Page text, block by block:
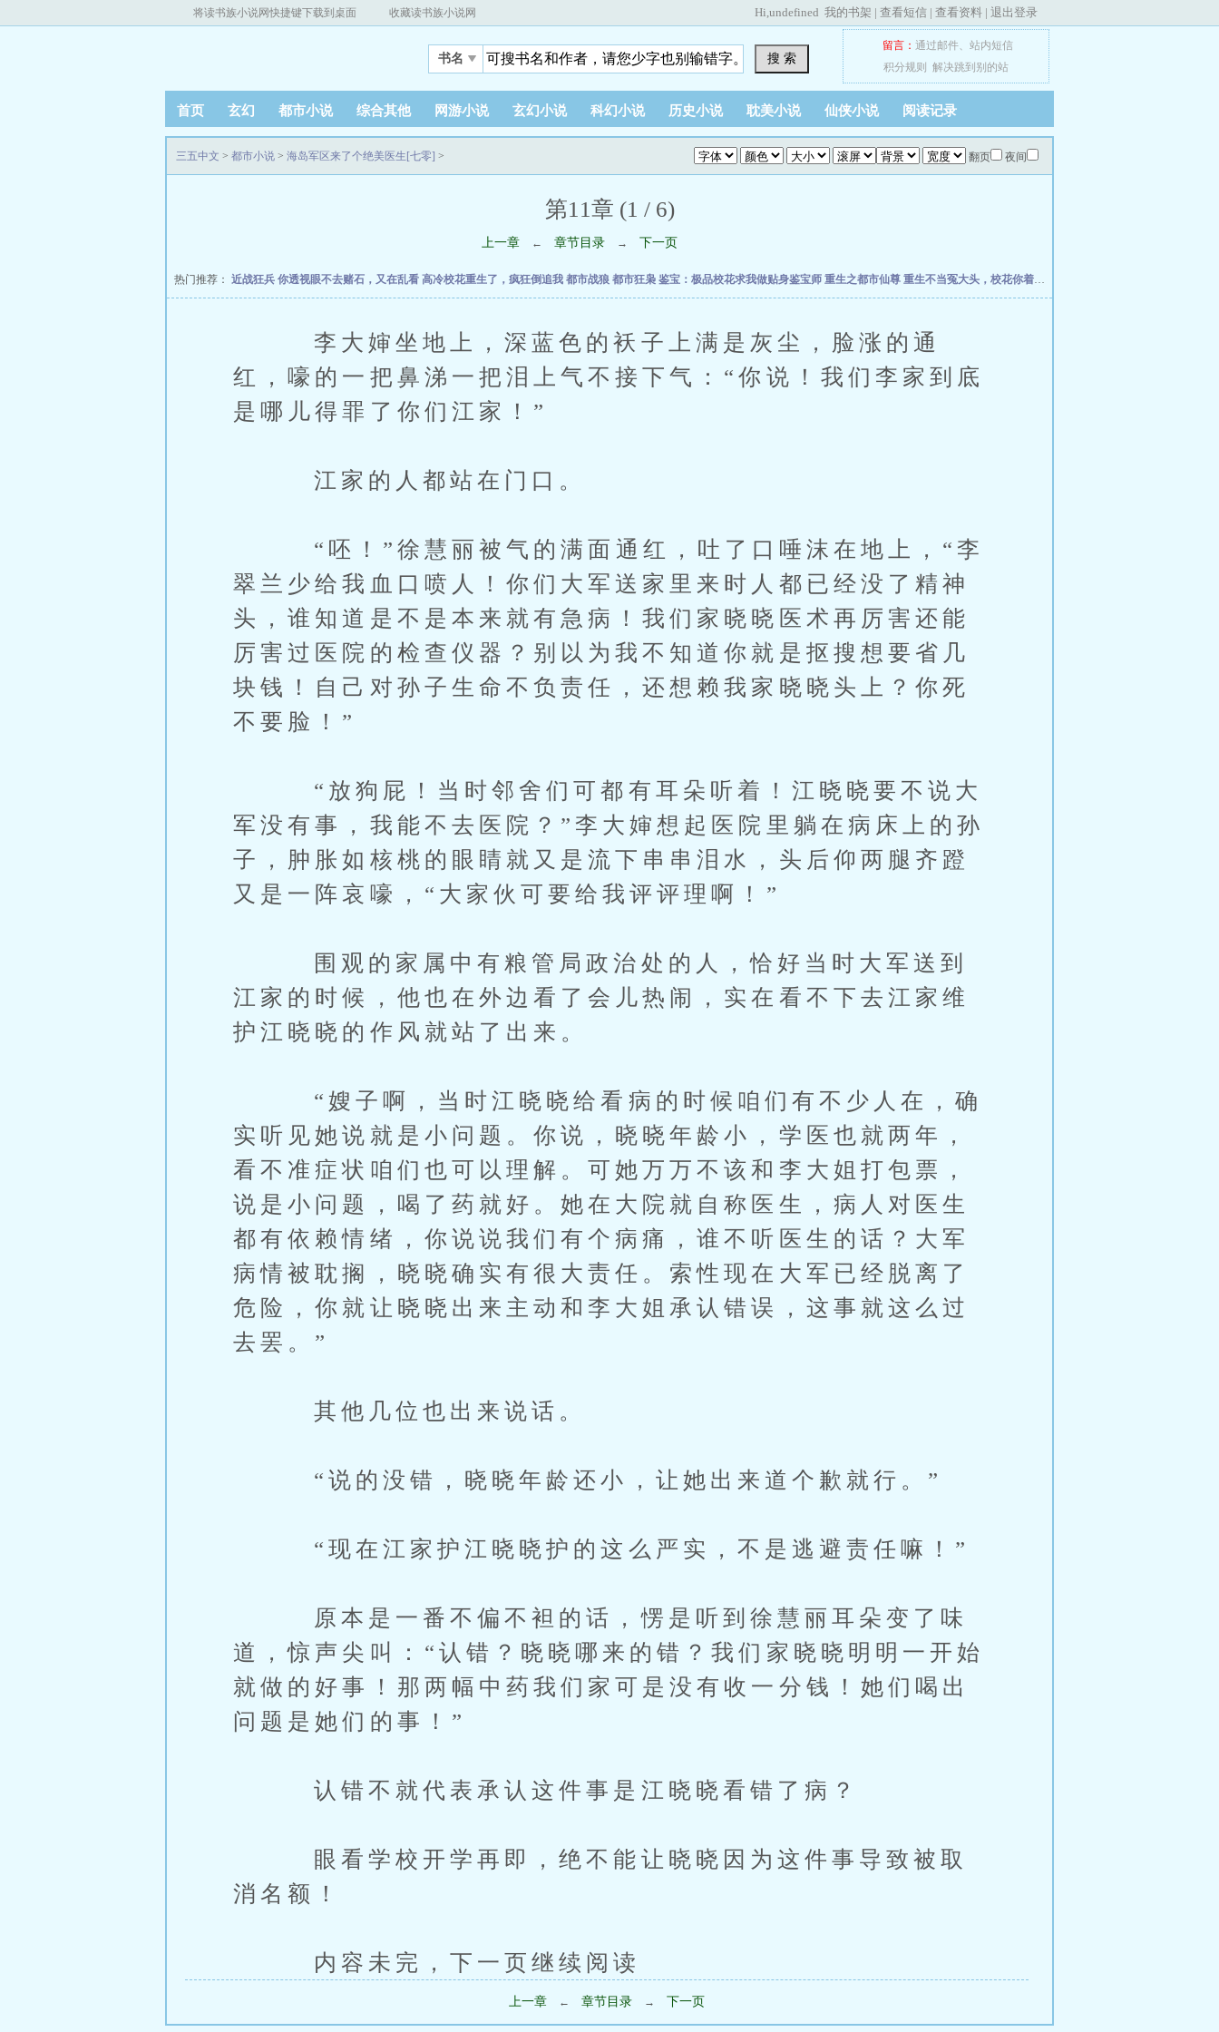
将读书族小说网快捷键下载到桌面 收藏读书族小说网 Hi,undefined 我的书架 | 查看短信 | 查看资料 | 退出登录
书名 搜 索
留言： 通过邮件、 站内短信
积分规则
解决跳到别的站
首页 玄幻 都市小说 综合其他 网游小说 玄幻小说 科幻小说 历史小说 耽美小说 仙侠小说 阅读记录
翻页 夜间
三五中文 > 都市小说 > 海岛军区来了个绝美医生[七零] >
第11章 (1 / 6)
上一章 ← 章节目录 → 下一页
热门推荐： 近战狂兵 你透视眼不去赌石，又在乱看 高冷校花重生了，疯狂倒追我 都市战狼 都市狂枭 鉴宝：极品校花求我做贴身鉴宝师 重生之都市仙尊 重生不当冤大头，校花你着急啥？
李大婶坐地上，深蓝色的袄子上满是灰尘，脸涨的通
红，嚎的一把鼻涕一把泪上气不接下气：“你说！我们李家到底
是哪儿得罪了你们江家！”
江家的人都站在门口。
“呸！”徐慧丽被气的满面通红，吐了口唾沫在地上，“李
翠兰少给我血口喷人！你们大军送家里来时人都已经没了精神
头，谁知道是不是本来就有急病！我们家晓晓医术再厉害还能
厉害过医院的检查仪器？别以为我不知道你就是抠搜想要省几
块钱！自己对孙子生命不负责任，还想赖我家晓晓头上？你死
不要脸！”
“放狗屁！当时邻舍们可都有耳朵听着！江晓晓要不说大
军没有事，我能不去医院？”李大婶想起医院里躺在病床上的孙
子，肿胀如核桃的眼睛就又是流下串串泪水，头后仰两腿齐蹬
又是一阵哀嚎，“大家伙可要给我评评理啊！”
围观的家属中有粮管局政治处的人，恰好当时大军送到
江家的时候，他也在外边看了会儿热闹，实在看不下去江家维
护江晓晓的作风就站了出来。
“嫂子啊，当时江晓晓给看病的时候咱们有不少人在，确
实听见她说就是小问题。你说，晓晓年龄小，学医也就两年，
看不准症状咱们也可以理解。可她万万不该和李大姐打包票，
说是小问题，喝了药就好。她在大院就自称医生，病人对医生
都有依赖情绪，你说说我们有个病痛，谁不听医生的话？大军
病情被耽搁，晓晓确实有很大责任。索性现在大军已经脱离了
危险，你就让晓晓出来主动和李大姐承认错误，这事就这么过
去罢。”
其他几位也出来说话。
“说的没错，晓晓年龄还小，让她出来道个歉就行。”
“现在江家护江晓晓护的这么严实，不是逃避责任嘛！”
原本是一番不偏不袒的话，愣是听到徐慧丽耳朵变了味
道，惊声尖叫：“认错？晓晓哪来的错？我们家晓晓明明一开始
就做的好事！那两幅中药我们家可是没有收一分钱！她们喝出
问题是她们的事！”
认错不就代表承认这件事是江晓晓看错了病？
眼看学校开学再即，绝不能让晓晓因为这件事导致被取
消名额！
内容未完，下一页继续阅读
上一章 ← 章节目录 → 下一页